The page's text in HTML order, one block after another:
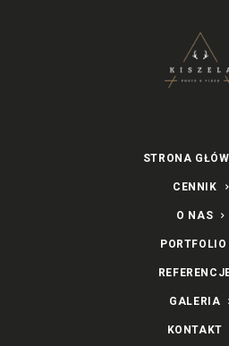
STRONA
CENNIK
O NAS
PORTFOLIO
GALERIA
KONTAKT
Sesja
Kasprowy